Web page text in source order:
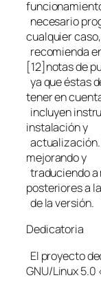
necesario
cualquier
recomienda
[12]notas de
ya que éstas
tener en
incluyen
instalación y
actualización.
mejorando y
traduciendo a
posteriores a
de la versión.
Dedicatoria
El proyecto
GNU/Linux 5.0